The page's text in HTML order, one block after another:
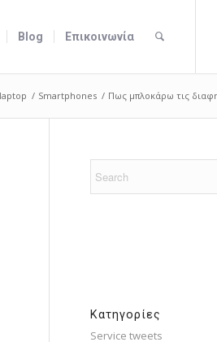
Blog Επικοινωνία
/ Smartphones / Πως μπλοκάρω τις
Kατηγορίες
Service tweets